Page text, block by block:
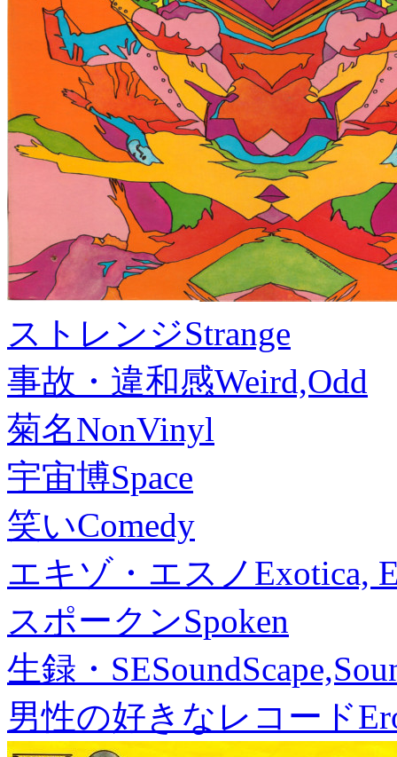
ストレンジStrange
事故・違和感Weird,Odd
菊名NonVinyl
宇宙博Space
笑いComedy
エキゾ・エスノ Exotica,
スポークンSpoken
生録・SE
男性の好きなレコード